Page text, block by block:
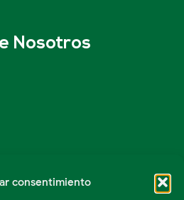
consentimiento
Nosotros